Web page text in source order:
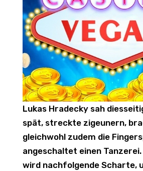
Lukas Hradecky sah
spät, streckte zigeunern,
gleichwohl zudem die
angeschaltet einen Tanzerei.
wird nachfolgende Scharte,